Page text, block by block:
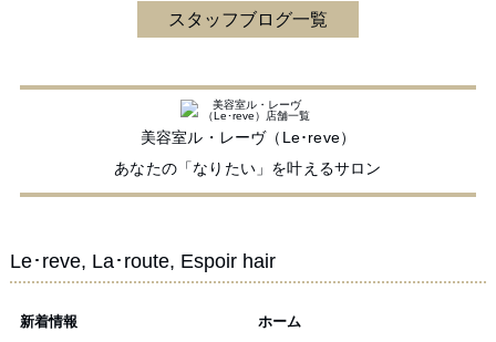
スタッフブログ一覧
美容室ル・レーヴ（Le･reve）
あなたの「なりたい」を叶えるサロン
Le･reve, La･route, Espoir hair
新着情報 ホーム